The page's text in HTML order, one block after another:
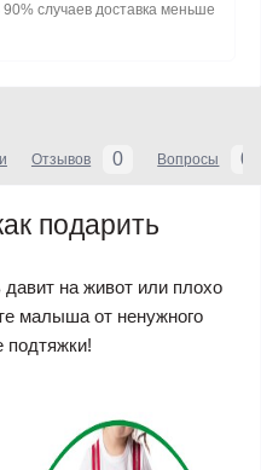
случаев доставка меньше
Отзывов 0 Вопросы 0
подарить
на живот или плохо
малыша от ненужного
подтяжки!